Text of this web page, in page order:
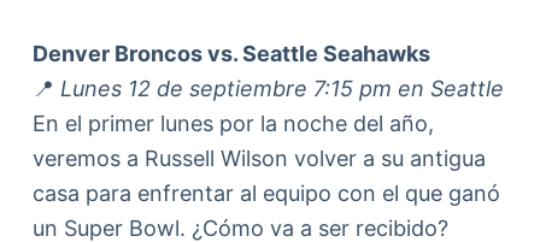
Denver Broncos vs. Seattle Seahawks
📍 Lunes 12 de septiembre 7:15 pm en Seattle
En el primer lunes por la noche del año,
veremos a Russell Wilson volver a su antigua
casa para enfrentar al equipo con el que ganó
un Super Bowl. ¿Cómo va a ser recibido?